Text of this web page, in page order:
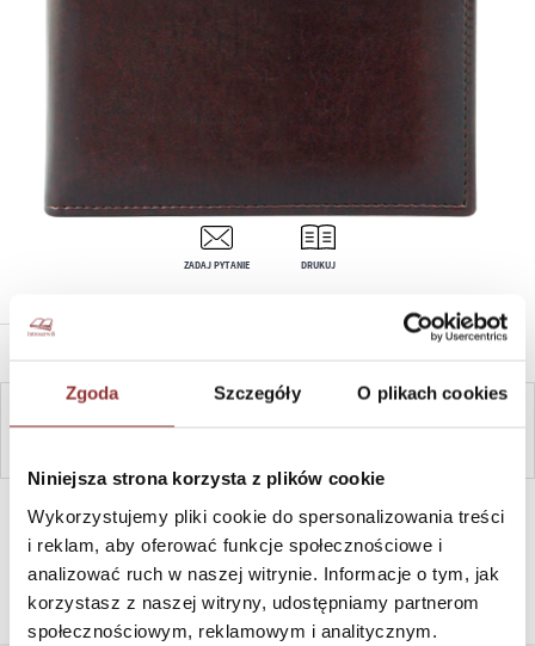
Zgoda Szczegóły O plikach cookies
Niniejsza strona korzysta z plików cookie
Wykorzystujemy pliki cookie do spersonalizowania treści
i reklam, aby oferować funkcje społecznościowe i
analizować ruch w naszej witrynie. Informacje o tym, jak
korzystasz z naszej witryny, udostępniamy partnerom
społecznościowym, reklamowym i analitycznym.
ZADAJ PYTANIE DRUKUJ
381 865